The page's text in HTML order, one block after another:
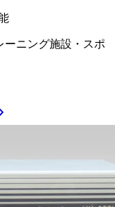
ーニング施設・スポ